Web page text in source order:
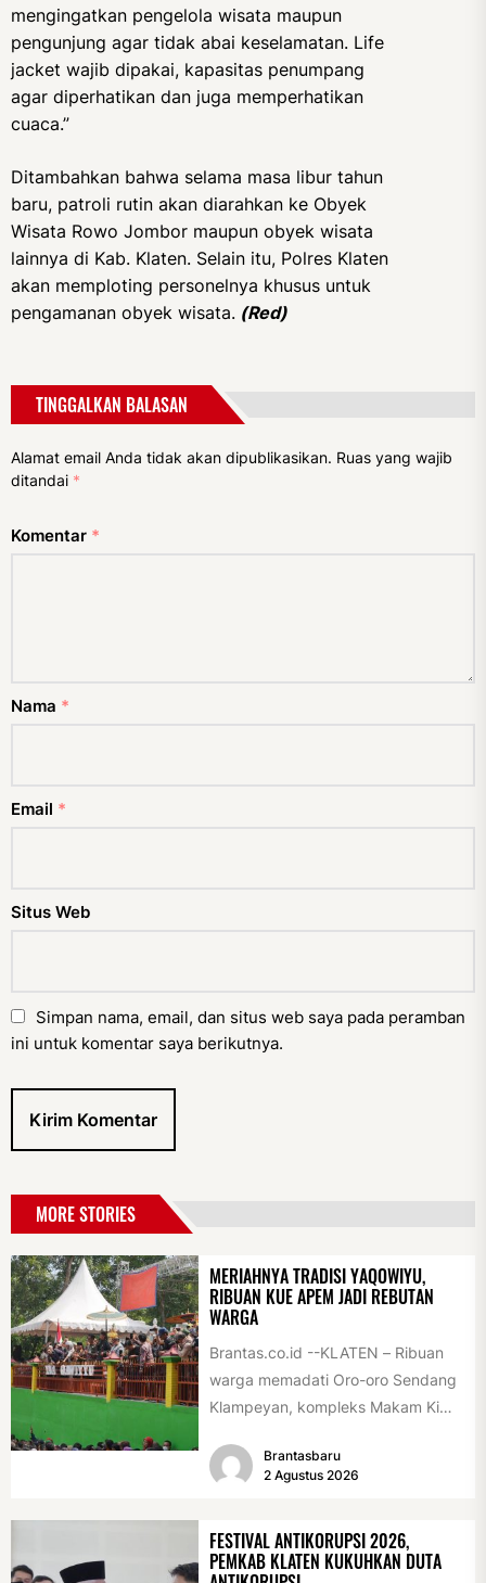
mengingatkan pengelola wisata maupun
pengunjung agar tidak abai keselamatan. Life
jacket wajib dipakai, kapasitas penumpang
agar diperhatikan dan juga memperhatikan
cuaca.”
Ditambahkan bahwa selama masa libur tahun
baru, patroli rutin akan diarahkan ke Obyek
Wisata Rowo Jombor maupun obyek wisata
lainnya di Kab. Klaten. Selain itu, Polres Klaten
akan memploting personelnya khusus untuk
pengamanan obyek wisata. (Red)
TINGGALKAN BALASAN
Alamat email Anda tidak akan dipublikasikan. Ruas yang wajib
ditandai *
Komentar *
Nama *
Email *
Situs Web
Simpan nama, email, dan situs web saya pada peramban
ini untuk komentar saya berikutnya.
MORE STORIES
MERIAHNYA TRADISI YAQOWIYU,
RIBUAN KUE APEM JADI REBUTAN
WARGA
Brantas.co.id --KLATEN – Ribuan
warga memadati Oro-oro Sendang
Klampeyan, kompleks Makam Ki
(31/7/2026) siang. Teriknya sinar...
Brantasbaru
2 Agustus 2026
FESTIVAL ANTIKORUPSI 2026,
PEMKAB KLATEN KUKUHKAN DUTA